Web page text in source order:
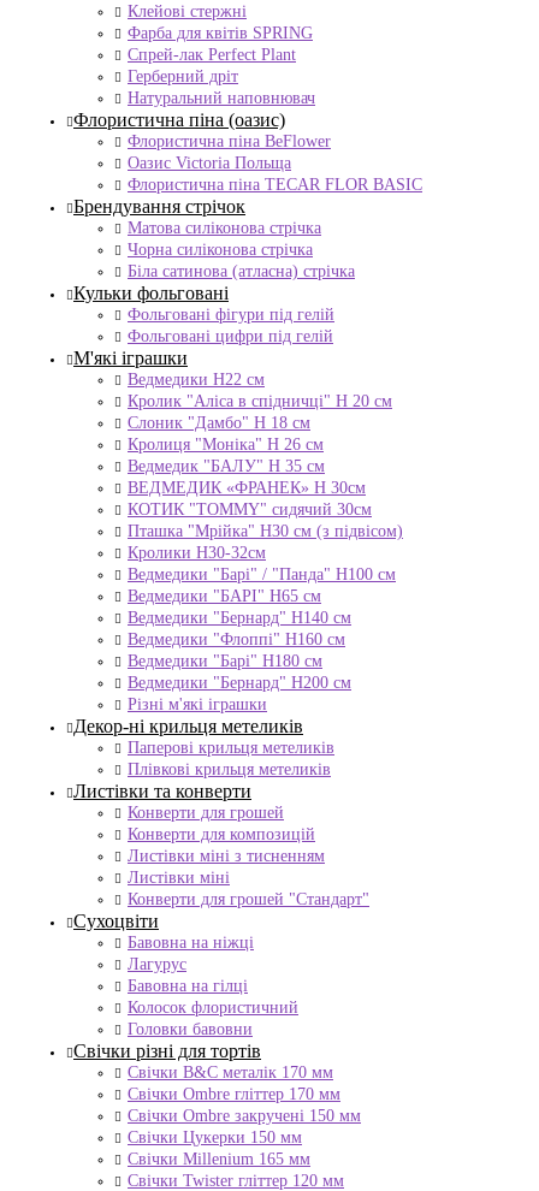
Клейові стержні
Фарба для квітів SPRING
Спрей-лак Perfect Plant
Герберний дріт
Натуральний наповнювач
Флористична піна (оазис)
Флористична піна BeFlower
Оазис Victoria Польща
Флористична піна TECAR FLOR BASIC
Брендування стрічок
Матова силіконова стрічка
Чорна силіконова стрічка
Біла сатинова (атласна) стрічка
Кульки фольговані
Фольговані фігури під гелій
Фольговані цифри під гелій
М'які іграшки
Ведмедики H22 см
Кролик "Аліса в спідничці" Н 20 см
Слоник "Дамбо" Н 18 см
Кролиця "Моніка" Н 26 см
Ведмедик "БАЛУ" Н 35 см
ВЕДМЕДИК «ФРАНЕК» H 30см
КОТИК "ТОMMY" сидячий 30см
Пташка "Мрійка" Н30 см (з підвісом)
Кролики Н30-32см
Ведмедики "Барі" / "Панда" Н100 см
Ведмедики "БАРІ" Н65 см
Ведмедики "Бернард" Н140 см
Ведмедики "Флоппі" Н160 см
Ведмедики "Барі" Н180 см
Ведмедики "Бернард" Н200 см
Різні м'які іграшки
Декор-ні крильця метеликів
Паперові крильця метеликів
Плівкові крильця метеликів
Листівки та конверти
Конверти для грошей
Конверти для композицій
Листівки міні з тисненням
Листівки міні
Конверти для грошей "Стандарт"
Сухоцвіти
Бавовна на ніжці
Лагурус
Бавовна на гілці
Колосок флористичний
Головки бавовни
Свічки різні для тортів
Свічки B&C металік 170 мм
Свічки Ombre гліттер 170 мм
Свічки Ombre закручені 150 мм
Свічки Цукерки 150 мм
Свічки Millenium 165 мм
Свічки Twister гліттер 120 мм